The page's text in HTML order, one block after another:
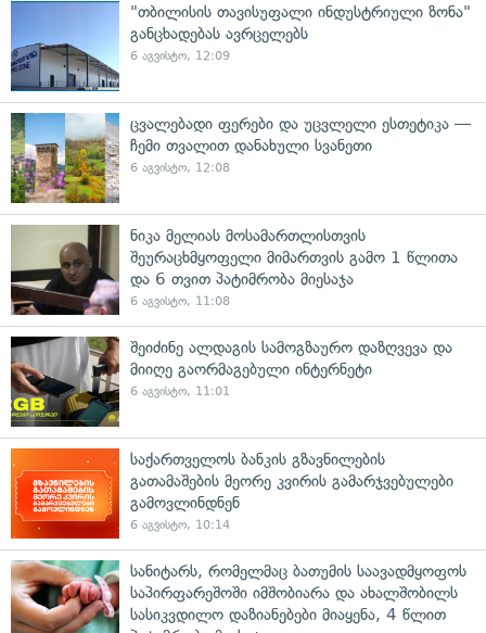
"თბილისის თავისუფალი ინდუსტრიული ზონა"
განცხადებას ავრცელებს
6 აგვისტო, 12:09
ცვალებადი ფერები და უცვლელი ესთეტიკა —
ჩემი თვალით დანახული სვანეთი
6 აგვისტო, 12:08
ნიკა მელიას მოსამართლისთვის
შეურაცხმყოფელი მიმართვის გამო 1 წლითა
და 6 თვით პატიმრობა მიესაჯა
6 აგვისტო, 11:08
შეიძინე ალდაგის სამოგზაურო დაზღვევა და
მიიღე გაორმაგებული ინტერნეტი
6 აგვისტო, 11:01
საქართველოს ბანკის გზავნილების
გათამაშების მეორე კვირის გამარჯვებულები
გამოვლინდნენ
6 აგვისტო, 10:14
სანიტარს, რომელმაც ბათუმის საავადმყოფოს
საპირფარეშოში იმშობიარა და ახალშობილს
სასიკვდილო დაზიანებები მიაყენა, 4 წლით